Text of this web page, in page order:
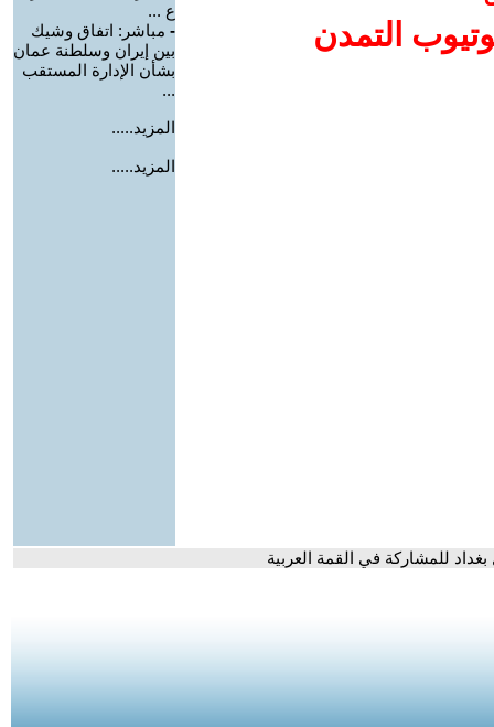
التمدن
ع ...
- مباشر: اتفاق وشيك
بين إيران وسلطنة عمان
بشأن الإدارة المستقب
...
المزيد.....
المزيد.....
للمشاركة في القمة العربية